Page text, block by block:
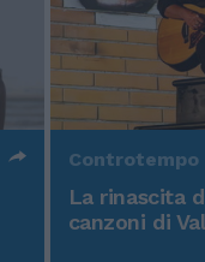
Controtempo
La rinascita
canzoni di